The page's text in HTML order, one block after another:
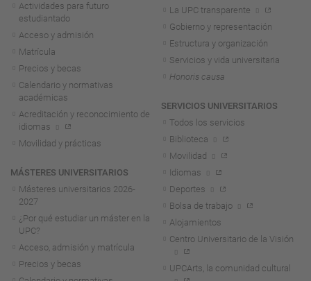
Actividades para futuro
estudiantado
Acceso y admisión
Matrícula
Precios y becas
Calendario y normativas
académicas
Acreditación y reconocimiento de
idiomas
Movilidad y prácticas
MÁSTERES UNIVERSITARIOS
Másteres universitarios 2026-
2027
¿Por qué estudiar un máster en la
UPC?
Acceso, admisión y matrícula
Precios y becas
La UPC transparente
Gobierno y representación
Estructura y organización
Servicios y vida universitaria
Honoris causa
SERVICIOS UNIVERSITARIOS
Todos los servicios
Biblioteca
Movilidad
Idiomas
Deportes
Bolsa de trabajo
Alojamientos
Centro Universitario de la Visión
UPCArts, la comunidad cultural